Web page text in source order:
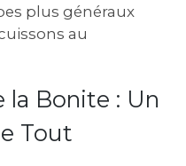
plus généraux
au
la Bonite : Un
Tout